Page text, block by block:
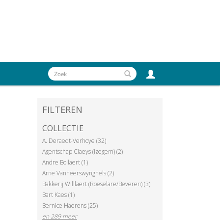
FILTEREN
COLLECTIE
A. Deraedt-Verhoye (32)
Agentschap Claeys (Izegem) (2)
Andre Bollaert (1)
Arne Vanheerswynghels (2)
Bakkerij Willlaert (Roeselare/Beveren) (3)
Bart Kaes (1)
Bernice Haerens (25)
en 289 meer